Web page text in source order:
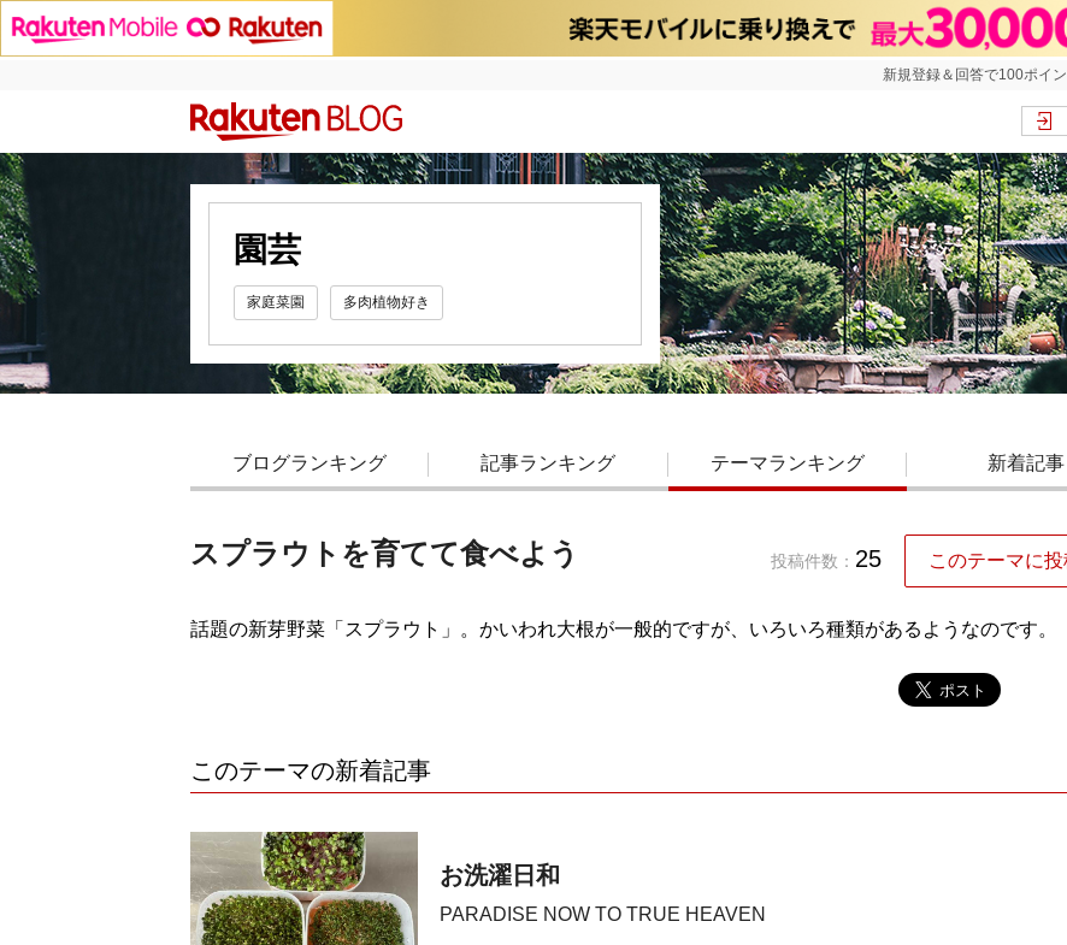
新規登録＆回答で100ポイ
園芸
家庭菜園 多肉植物好き
ブログランキング 記事ランキング テーマランキング 新着記事
スプラウトを育てて食べよう 投稿件数： 25 このテーマに投
話題の新芽野菜「スプラウト」。かいわれ大根が一般的ですが、いろいろ種類があるようなのです。
このテーマの新着記事
お洗濯日和
PARADISE NOW TO TRUE HEAVEN